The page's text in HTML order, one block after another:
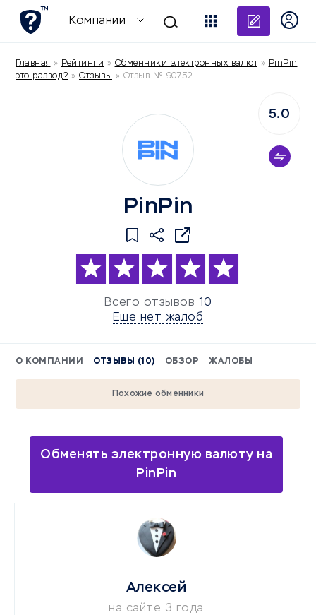
Компании
Главная » Рейтинги » Обменники электронных валют» PinPin
это развод? » Отзывы » Отзыв № 90752
PinPin
Всего отзывов 10
Еще нет жалоб
5.0
О КОМПАНИИ ОТЗЫВЫ (10) ОБЗОР ЖАЛОБЫ
Похожие обменники
Обменять электронную валюту на
PinPin
Алексей
на сайте 3 года